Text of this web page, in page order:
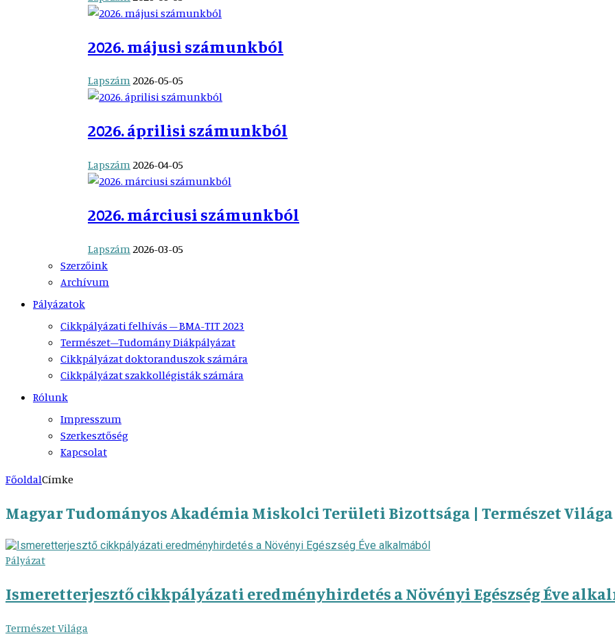
2026. májusi számunkból
Lapszám2026-05-05
2026. áprilisi számunkból
Lapszám2026-04-05
2026. márciusi számunkból
Lapszám2026-03-05
Szerzőink
Archívum
Pályázatok
Cikkpályázati felhívás – BMA-TIT 2023
Természet–Tudomány Diákpályázat
Cikkpályázat doktoranduszok számára
Cikkpályázat szakkollégisták számára
Rólunk
Impresszum
Szerkesztőség
Kapcsolat
FőoldalCímke
Magyar Tudományos Akadémia Miskolci Területi Bizottsága | Természet Világa
Pályázat
Ismeretterjesztő cikkpályázati eredményhirdetés a Növényi Egészség Éve
Természet Világa